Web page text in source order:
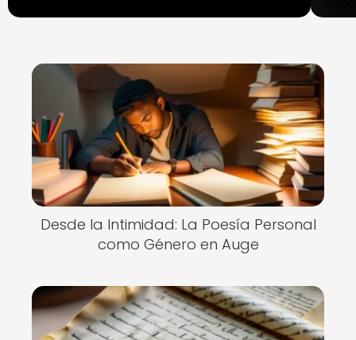
Desde la Intimidad: La Poesía Personal
como Género en Auge